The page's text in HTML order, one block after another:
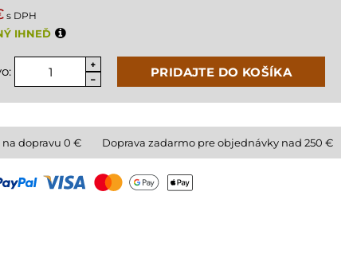
s DPH
IHNEĎ
PRIDAJTE DO KOŠÍKA
dopravu0 € Doprava zadarmo pre objednávky nad 250 €